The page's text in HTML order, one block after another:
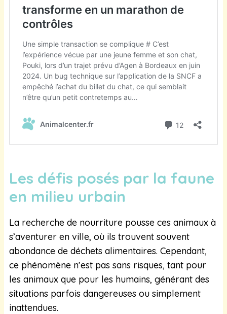
Les défis posés par la faune
en milieu urbain
La recherche de nourriture pousse ces animaux à
s’aventurer en ville, où ils trouvent souvent
abondance de déchets alimentaires. Cependant,
ce phénomène n’est pas sans risques, tant pour
les animaux que pour les humains, générant des
situations parfois dangereuses ou simplement
inattendues.